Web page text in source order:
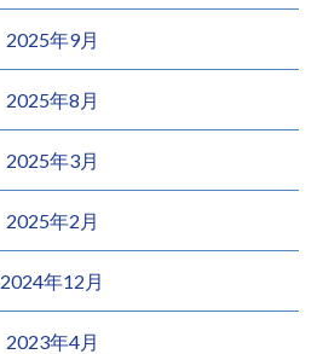
2025年9月
2025年8月
2025年3月
2025年2月
2024年12月
2023年4月